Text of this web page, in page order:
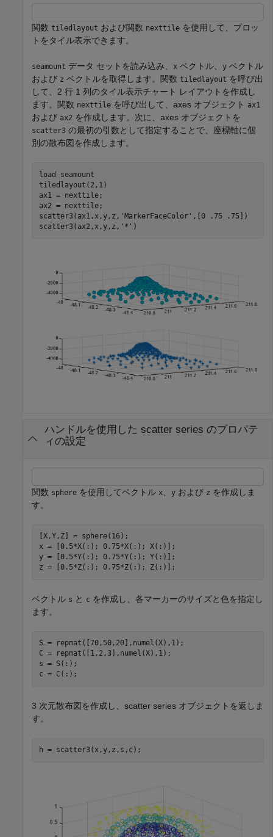
関数 tiledlayout および関数 nexttile を使用して、プロッ
トをタイル表示できます。
seamount データ セットを読み込み、 x ベクトル、 y ベクトル
および z ベクトルを取得します。関数 tiledlayout を呼び出
して、2 行 1 列のタイル表示チャート レイアウトを作成し
ます。関数 nexttile を呼び出して、axes オブジェクト ax1
および ax2 を作成します。次に、axes オブジェクトを
scatter3 の最初の引数として指定することで、座標軸に個
別の散布図を作成します。
load
seamount
tiledlayout(2,1)
ax1 = nexttile;
ax2 = nexttile;
scatter3(ax1,x,y,z, 'MarkerFaceColor' ,[0 .75 .75])
scatter3(ax2,x,y,z, '*' )
ハンドルを使用した scatter series のプロパテ
ィの設定
関数 sphere を使用してベクトル x y および z を作成しま
す。
[X,Y,Z] = sphere(16);
x = [0.5*X(:); 0.75*X(:); X(:)];
y = [0.5*Y(:); 0.75*Y(:); Y(:)];
z = [0.5*Z(:); 0.75*Z(:); Z(:)];
ベクトル s と c を作成し、各マーカーのサイズと色を指定し
ます。
S = repmat([70,50,20],numel(X),1);
C = repmat([1,2,3],numel(X),1);
s = S(:);
c = C(:);
3 次元散布図を作成し、scatter series オブジェクトを返しま
す。
h = scatter3(x,y,z,s,c);